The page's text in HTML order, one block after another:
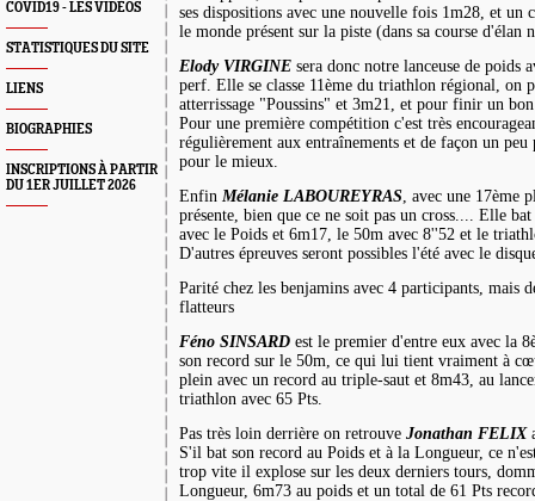
COVID19 - LES VIDÉOS
STATISTIQUES DU SITE
LIENS
BIOGRAPHIES
INSCRIPTIONS À PARTIR
DU 1ER JUILLET 2026
ses dispositions avec une nouvelle fois 1m28, et un
le monde présent sur la piste (dans sa course
Elody VIRGINE sera donc notre lanceuse de poids
perf. Elle se classe 11ème du triathlon régional, on
atterrissage "Poussins" et 3m21, et pour finir un
Pour une première compétition c'est très
régulièrement aux entraînements et de façon un
pour le mieux.
Enfin Mélanie LABOUREYRAS, avec une 17ème
présente, bien que ce ne soit pas un cross.... Elle
avec le Poids et 6m17, le 50m avec 8''52 et le
D'autres épreuves seront possibles l'été avec le
Parité chez les benjamins avec 4 participants, mais
flatteurs
Féno SINSARD est le premier d'entre eux avec la
son record sur le 50m, ce qui lui tient vraiment à
plein avec un record au triple-saut et 8m43, au
triathlon avec 65 Pts.
Pas très loin derrière on retrouve Jonathan FELIX
S'il bat son record au Poids et à la Longueur, ce
trop vite il explose sur les deux derniers tours,
Longueur, 6m73 au poids et un total de 61 Pts